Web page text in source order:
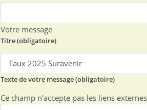
Votre message
Titre (obligatoire)
Texte de votre message (obligatoire)
Ce champ n'accepte pas les liens